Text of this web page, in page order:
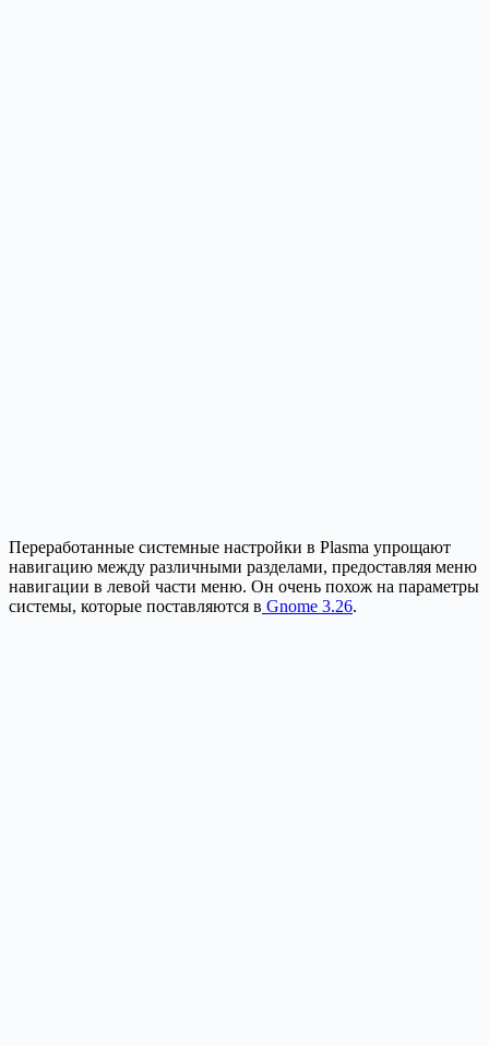
Переработанные системные настройки в Plasma упрощают
навигацию между различными разделами, предоставляя меню
навигации в левой части меню. Он очень похож на параметры
системы, которые поставляются в Gnome 3.26.